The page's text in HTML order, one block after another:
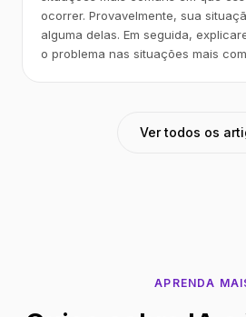
ocorrer. Provavelmente, sua
alguma delas. Em seguida,
o problema nas situações mais
Ver todos os
APRENDA